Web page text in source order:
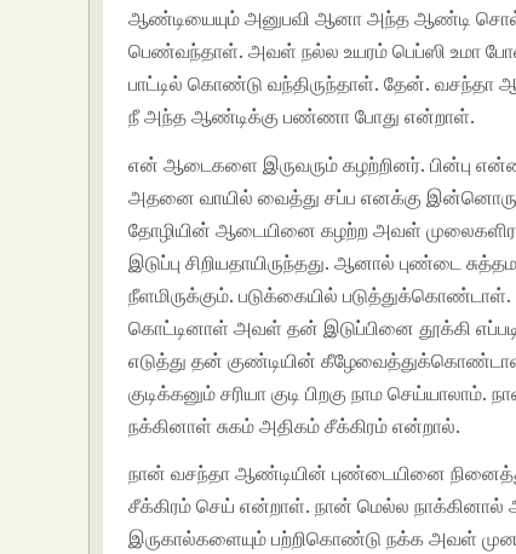
ஆண்டியையும் அனுபவி ஆனா அந்த ஆண்டி
பெண்வந்தாள். அவள் நல்ல உயரம் பெப்ஸி உமா
பாட்டில் கொண்டு வந்திருந்தாள். தேன்.
நீ அந்த ஆண்டிக்கு பண்ணா போது என்றாள்.
என் ஆடைகளை இருவரும் கழற்றினர். பின்பு
அதனை வாயில் வைத்து சப்ப எனக்கு இன்னொரு
தோழியின் ஆடையினை கழற்ற அவள்
இடுப்பு சிறியதாயிருந்தது. ஆனால் புண்டை
நீளமிருக்கும். படுக்கையில்
கொட்டினாள் அவள் தன் இடுப்பினை தூக்கி
எடுத்து தன் குண்டியின்
குடிக்கனும் சரியா குடி பிறகு நாம
நக்கினாள் சுகம் அதிகம் சீக்கிரம் என்றால்.
நான் வசந்தா ஆண்டியின் புண்டையினை
சீக்கிரம் செய் என்றாள். நான் மெல்ல
இருகால்களையும் பற்றிகொண்டு நக்க அவள்